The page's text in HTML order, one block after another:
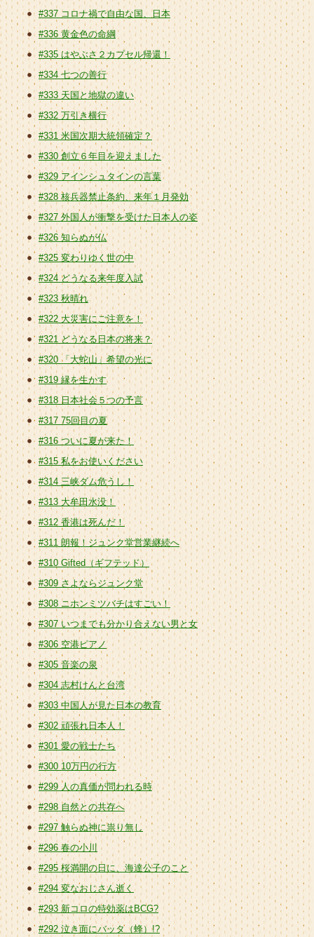
#337 コロナ禍で自由な国、日本
#336 黄金色の命綱
#335 はやぶさ２カプセル帰還！
#334 七つの善行
#333 天国と地獄の違い
#332 万引き横行
#331 米国次期大統領確定？
#330 創立６年目を迎えました
#329 アインシュタインの言葉
#328 核兵器禁止条約、来年１月発効
#327 外国人が衝撃を受けた日本人の姿
#326 知らぬが仏
#325 変わりゆく世の中
#324 どうなる来年度入試
#323 秋晴れ
#322 大災害にご注意を！
#321 どうなる日本の将来？
#320 「大蛇山」希望の光に
#319 縁を生かす
#318 日本社会５つの予言
#317 75回目の夏
#316 ついに夏が来た！
#315 私をお使いください
#314 三峡ダム危うし！
#313 大牟田水没！
#312 香港は死んだ！
#311 朗報！ジュンク堂営業継続へ
#310 Gifted（ギフテッド）
#309 さよならジュンク堂
#308 ニホンミツバチはすごい！
#307 いつまでも分かり合えない男と女
#306 空港ピアノ
#305 音楽の泉
#304 志村けんと台湾
#303 中国人が見た日本の教育
#302 頑張れ日本人！
#301 愛の戦士たち
#300 10万円の行方
#299 人の真価が問われる時
#298 自然との共存へ
#297 触らぬ神に祟り無し
#296 春の小川
#295 桜満開の日に、海達公子のこと
#294 変なおじさん逝く
#293 新コロの特効薬はBCG?
#292 泣き面にバッタ（蜂）!?